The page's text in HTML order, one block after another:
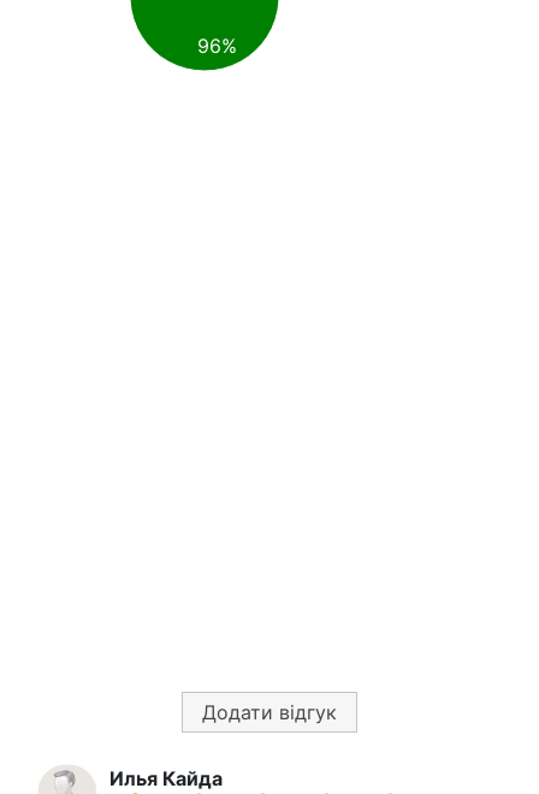
96%
Додати відгук
Илья Кайда